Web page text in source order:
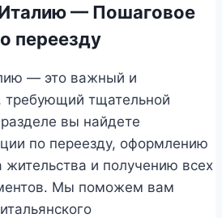
— Пошаговое
переезду
— это важный и
требующий тщательной
вы найдете
по переезду, оформлению
и получению всех
Мы поможем вам